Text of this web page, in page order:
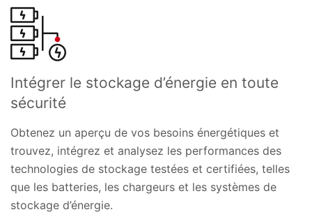
Intégrer le stockage d’énergie en toute
sécurité
Obtenez un aperçu de vos besoins énergétiques et
trouvez, intégrez et analysez les performances des
technologies de stockage testées et certifiées, telles
que les batteries, les chargeurs et les systèmes de
stockage d’énergie.